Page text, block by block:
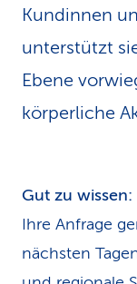
Kundinnen
unterstützt
Ebene
körperliche
Gut zu wissen:
Ihre Anfrage
nächsten